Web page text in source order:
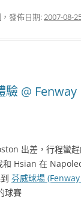
，發佈日期:2007-08-
驗 @ Fenway
出差，行程蠻
和 Hsian 在
芬威球場
球賽